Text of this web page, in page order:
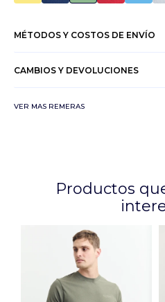
MÉTODOS Y COSTOS DE ENVÍO
CAMBIOS Y DEVOLUCIONES
VER MAS REMERAS
Productos